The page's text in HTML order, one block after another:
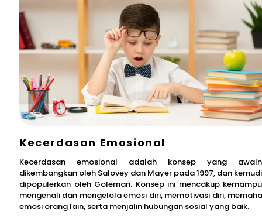
Kecerdasan Emosional
Kecerdasan emosional adalah konsep yang
dikembangkan oleh Salovey dan Mayer pada 1997, dan
dipopulerkan oleh Goleman. Konsep ini mencakup
mengenali dan mengelola emosi diri, memotivasi diri,
emosi orang lain, serta menjalin hubungan sosial yang baik.